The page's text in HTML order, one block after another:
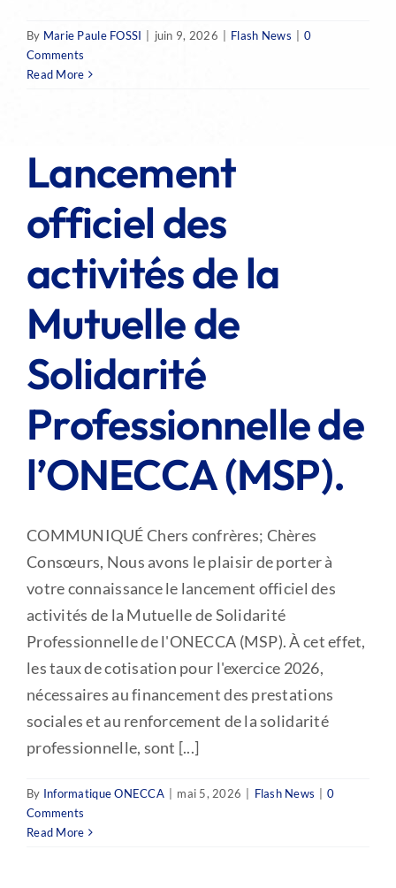
By Marie Paule FOSSI juin 9, 2026 Flash News
0
Comments
Read More
Lancement
officiel des
activités de la
Mutuelle de
Solidarité
Professionnelle de
l’ONECCA (MSP).
COMMUNIQUÉ Chers confrères; Chères
Consœurs, Nous avons le plaisir de porter à
votre connaissance le lancement officiel des
activités de la Mutuelle de Solidarité
Professionnelle de l'ONECCA (MSP). À cet effet,
les taux de cotisation pour l'exercice 2026,
nécessaires au financement des prestations
sociales et au renforcement de la solidarité
professionnelle, sont [...]
By Informatique ONECCA mai 5, 2026 Flash News
0
Comments
Read More